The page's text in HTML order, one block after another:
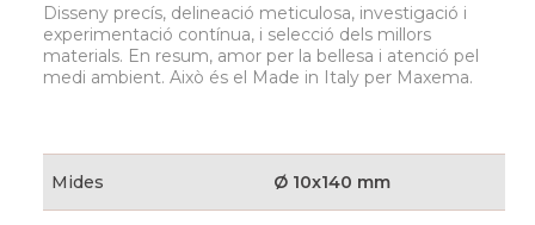
Disseny precís, delineació meticulosa, investigació i
experimentació contínua, i selecció dels millors
materials. En resum, amor per la bellesa i atenció pel
medi ambient. Això és el Made in Italy per Maxema.
Mides Ø 10x140 mm